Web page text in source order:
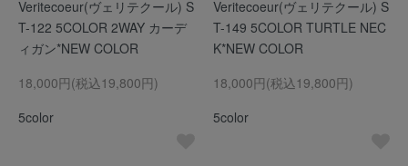
Veritecoeur(ヴェリテクール) S
T-122 5COLOR 2WAY カーデ
ィガン*NEW COLOR
18,000円(税込19,800円)
5color
Veritecoeur(ヴェリテクール) S
T-149 5COLOR TURTLE NEC
K*NEW COLOR
18,000円(税込19,800円)
5color